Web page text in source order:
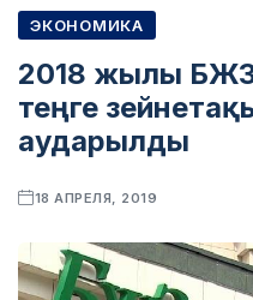
ЭКОНОМИКА
2018 жылы
теңге
аударылды
18 АПРЕЛЯ, 2019